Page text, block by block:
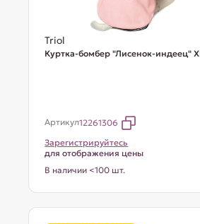
Triol
Куртка-бомбер "Лисенок-индеец"
Артикул12261306
Зарегистрируйтесь
для отображения цены
В наличии <100 шт.